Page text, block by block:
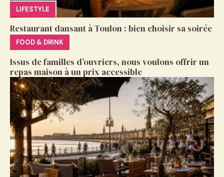
LIFESTYLE
Restaurant dansant à Toulon : bien choisir sa soirée
FOOD & DRINK
Issus de familles d’ouvriers, nous voulons offrir un
repas maison à un prix accessible